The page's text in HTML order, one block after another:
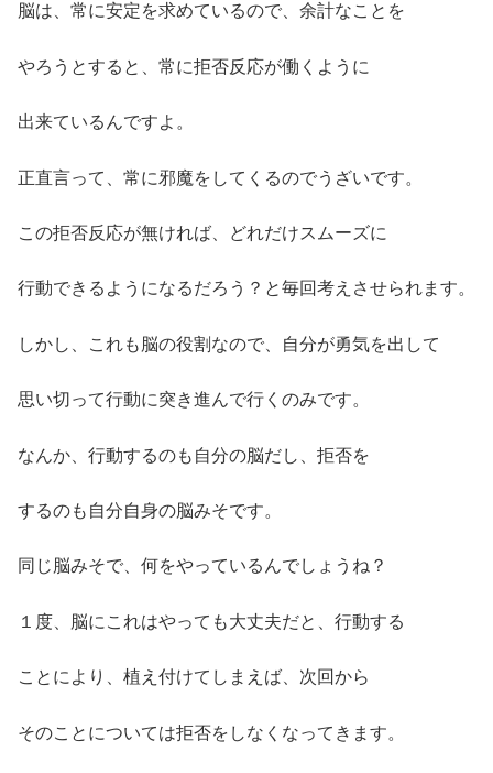
脳は、常に安定を求めているので、余計なことを
やろうとすると、常に拒否反応が働くように
出来ているんですよ。
正直言って、常に邪魔をしてくるのでうざいです。
この拒否反応が無ければ、どれだけスムーズに
行動できるようになるだろう？と毎回考えさせられます。
しかし、これも脳の役割なので、自分が勇気を出して
思い切って行動に突き進んで行くのみです。
なんか、行動するのも自分の脳だし、拒否を
するのも自分自身の脳みそです。
同じ脳みそで、何をやっているんでしょうね？
１度、脳にこれはやっても大丈夫だと、行動する
ことにより、植え付けてしまえば、次回から
そのことについては拒否をしなくなってきます。